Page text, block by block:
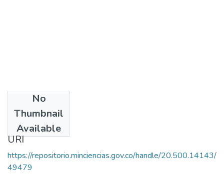
No
Thumbnail
Available
1984
URI
https://repositorio.minciencias.gov.co/handle/20.500.14143/
49479